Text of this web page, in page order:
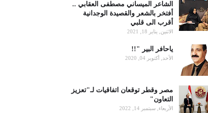
الشاعر الميساني مصطفى العقابي ..
أفتخر بالشعر والقصيدة الوجدانية
أقرب الى قلبي
الاثنين, يناير 18, 2021
ياحافر البير "!!
الأحد, أكتوبر 04, 2020
مصر وقطر توقعان اتفاقيات لـ"تعزيز
التعاون"
الأربعاء, سبتمبر 14, 2022